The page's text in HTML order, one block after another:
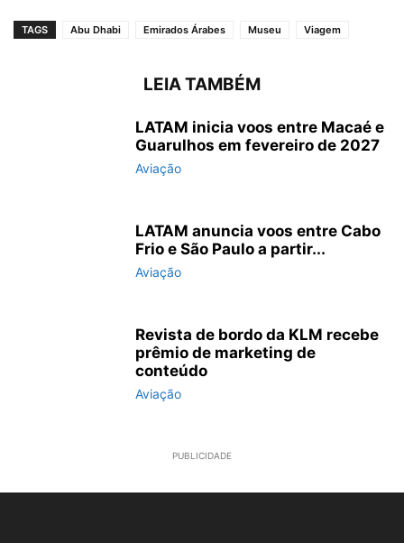
TAGS Abu Dhabi Emirados Árabes Museu Viagem
LEIA TAMBÉM
LATAM inicia voos entre Macaé e
Guarulhos em fevereiro de 2027
Aviação
LATAM anuncia voos entre Cabo
Frio e São Paulo a partir...
Aviação
Revista de bordo da KLM recebe
prêmio de marketing de
conteúdo
Aviação
PUBLICIDADE